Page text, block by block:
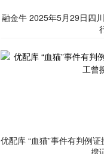
融金牛 2025年5月29日四
优配库 “血猫”事件有判例
搜